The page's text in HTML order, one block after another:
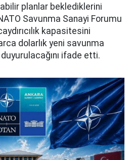
planlar beklediklerini
Savunma Sanayi Forumu
kapasitesini
dolarlık yeni savunma
ifade etti.